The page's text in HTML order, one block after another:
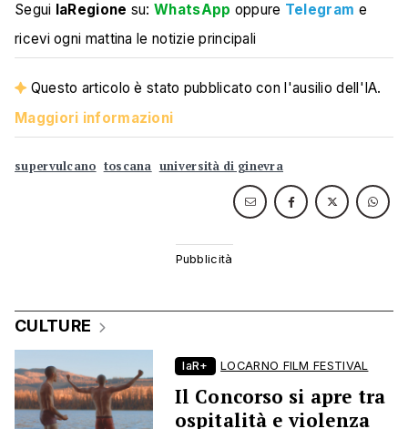
Segui laRegione su:WhatsApp oppure Telegram e
ricevi ogni mattina le notizie principali
Questo articolo è stato pubblicato con l'ausilio dell'IA.
Maggiori informazioni
supervulcano toscana università di ginevra
CULTURE
laR+ LOCARNO FILM FESTIVAL
Il Concorso si apre tra
ospitalità e violenza